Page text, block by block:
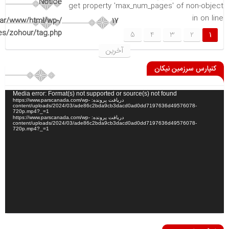
get property 'max_num_pages' of non-object
in
www/html/wp-
zohour/tag.php
on line
17
1
2
3
4
5
آخرین
کنپارس سرزمین نیکان
Media error: Format(s) not supported or source(s) not found
دریافت پرونده: https://www.parscanada.com/wp-
content/uploads/2024/03/ade86c2bda9cb3dacd0ad0dd7197636d49576078-
720p.mp4?_=1
دریافت پرونده: https://www.parscanada.com/wp-
content/uploads/2024/03/ade86c2bda9cb3dacd0ad0dd7197636d49576078-
720p.mp4?_=1